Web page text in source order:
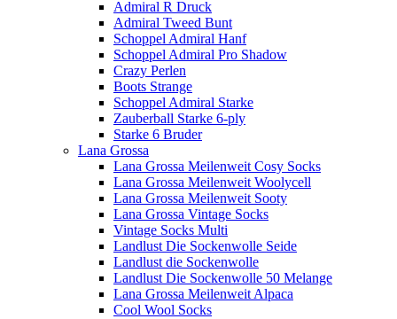
Admiral R Druck
Admiral Tweed Bunt
Schoppel Admiral Hanf
Schoppel Admiral Pro Shadow
Crazy Perlen
Boots Strange
Schoppel Admiral Starke
Zauberball Starke 6-ply
Starke 6 Bruder
Lana Grossa
Lana Grossa Meilenweit Cosy Socks
Lana Grossa Meilenweit Woolycell
Lana Grossa Meilenweit Sooty
Lana Grossa Vintage Socks
Vintage Socks Multi
Landlust Die Sockenwolle Seide
Landlust die Sockenwolle
Landlust Die Sockenwolle 50 Melange
Lana Grossa Meilenweit Alpaca
Cool Wool Socks